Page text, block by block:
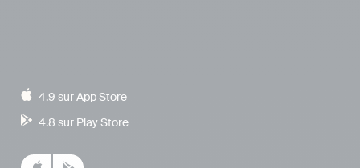
4.9 sur App Store
4.8 sur Play Store